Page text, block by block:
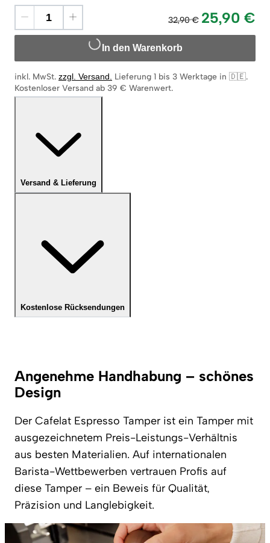
32,90 € 25,90 €
In den Warenkorb
inkl. MwSt. zzgl. Versand. Lieferung 1 bis 3 Werktage in 🇩🇪.
Kostenloser Versand ab 39 € Warenwert.
Versand & Lieferung
Kostenlose Rücksendungen
Angenehme Handhabung – schönes
Design
Der Cafelat Espresso Tamper ist ein Tamper mit
ausgezeichnetem Preis-Leistungs-Verhältnis
aus besten Materialien. Auf internationalen
Barista-Wettbewerben vertrauen Profis auf
diese Tamper – ein Beweis für Qualität,
Präzision und Langlebigkeit.